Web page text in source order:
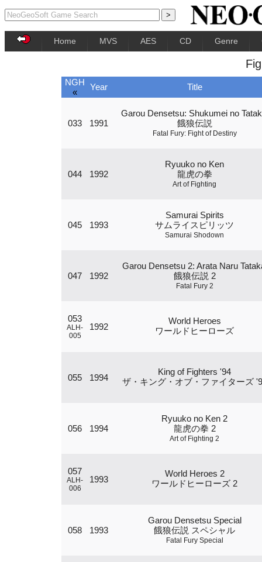
Home MVS AES CD Genre
NGH
«
Year Title
033 1991
Garou Densetsu: Shukumei no
餓狼伝説
Fatal Fury: Fight of Destiny
044 1992
Ryuuko no Ken
龍虎の拳
Art of Fighting
045 1993
Samurai Spirits
サムライスピリッツ
Samurai Shodown
047 1992
Garou Densetsu 2: Arata Naru
餓狼伝説 2
Fatal Fury 2
053
ALH-
005
1992
World Heroes
ワールドヒーローズ
055 1994
King of Fighters '94
ザ・キング・オブ・ファイターズ
056 1994
Ryuuko no Ken 2
龍虎の拳 2
Art of Fighting 2
057
ALH-
006
1993
World Heroes 2
ワールドヒーローズ 2
058 1993
Garou Densetsu Special
餓狼伝説 スペシャル
Fatal Fury Special